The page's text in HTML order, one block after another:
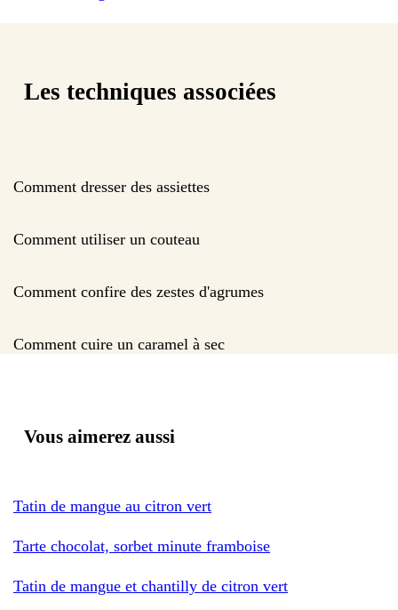
Les techniques associées
Comment dresser des assiettes
Comment utiliser un couteau
Comment confire des zestes d'agrumes
Comment cuire un caramel à sec
Vous aimerez aussi
Tatin de mangue au citron vert
Tarte chocolat, sorbet minute framboise
Tatin de mangue et chantilly de citron vert